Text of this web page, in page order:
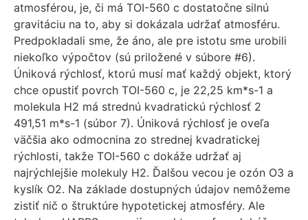
atmosférou, je, či má TOI-560 c dostatočne silnú
gravitáciu na to, aby si dokázala udržať atmosféru.
Predpokladali sme, že áno, ale pre istotu sme urobili
niekoľko výpočtov (sú priložené v súbore #6).
Úniková rýchlosť, ktorú musí mať každý objekt, ktorý
chce opustiť povrch TOI-560 c, je 22,25 km*s-1 a
molekula H2 má strednú kvadratickú rýchlosť 2
491,51 m*s-1 (súbor 7). Úniková rýchlosť je oveľa
väčšia ako odmocnina zo strednej kvadratickej
rýchlosti, takže TOI-560 c dokáže udržať aj
najrýchlejšie molekuly H2. Ďalšou vecou je ozón O3 a
kyslík O2. Na základe dostupných údajov nemôžeme
zistiť nič o štruktúre hypotetickej atmosféry. Ale